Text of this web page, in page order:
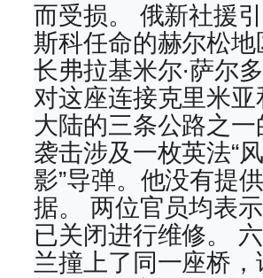
而受损。 俄新社援
斯科任命的赫尔松地
长弗拉基米尔·萨尔
对这座连接克里米亚
大陆的三条公路之一
袭击涉及一枚英法“
影”导弹。他没有提
据。 两位官员均表
已关闭进行维修。
兰撞上了同一座桥